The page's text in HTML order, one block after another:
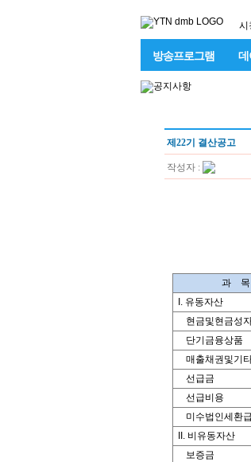
시
방송프로그램 데
제22기 결산공고
작성자 :
과 목
I. 유동자산
현금및현금성
단기금융상품
매출채권및기
선급금
선급비용
미수법인세환
II. 비유동자산
보증금